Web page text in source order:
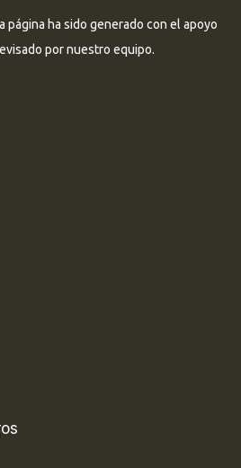
página ha sido generado con el apoyo
por nuestro equipo.